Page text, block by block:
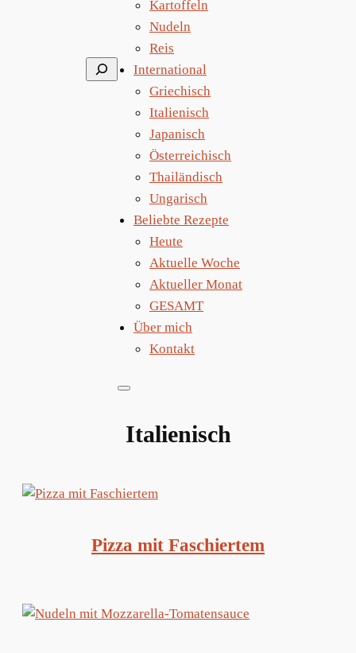
Suchen
Kartoffeln
Nudeln
Reis
International
Griechisch
Italienisch
Japanisch
Österreichisch
Thailändisch
Ungarisch
Beliebte Rezepte
Heute
Aktuelle Woche
Aktueller Monat
GESAMT
Über mich
Kontakt
Italienisch
Pizza mit Faschiertem